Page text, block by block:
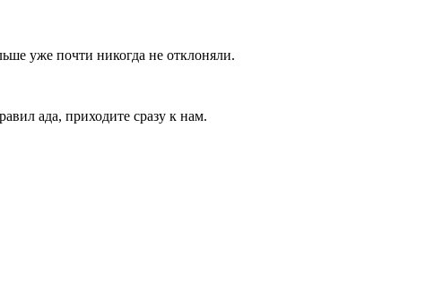
уже почти никогда не отклоняли.
ада, приходите сразу к нам.